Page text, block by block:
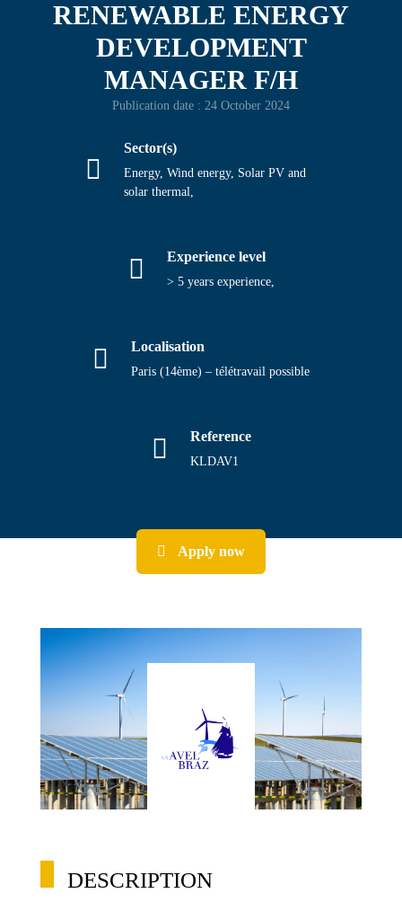
RENEWABLE ENERGY
DEVELOPMENT
MANAGER F/H
Publication date : 24 October 2024
Sector(s)
Energy, Wind energy, Solar PV and
solar thermal,
Experience level
> 5 years experience,
Localisation
Paris (14ème) – télétravail possible
Reference
KLDAV1
Apply now
DESCRIPTION